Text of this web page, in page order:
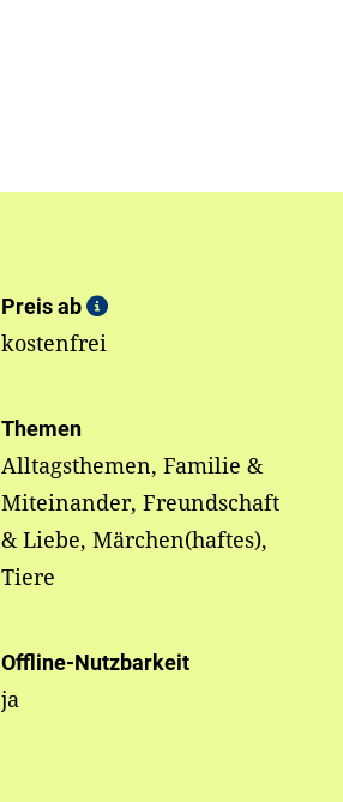
Preis ab
kostenfrei
Themen
Alltagsthemen, Familie &
Miteinander, Freundschaft
& Liebe, Märchen(haftes),
Tiere
Offline-Nutzbarkeit
ja